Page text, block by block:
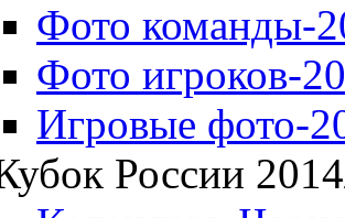
Фото команды-
Фото игроков-
Игровые фото-
России